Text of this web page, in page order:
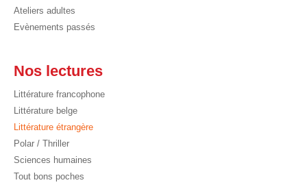
Ateliers adultes
Evènements passés
Nos lectures
Littérature francophone
Littérature belge
Littérature étrangère
Polar / Thriller
Sciences humaines
Tout bons poches